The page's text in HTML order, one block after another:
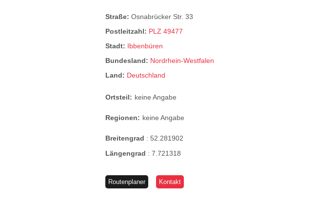
Straße:Osnabrücker Str. 33
Postleitzahl: PLZ 49477
Stadt: Ibbenbüren
Bundesland: Nordrhein-Westfalen
Land: Deutschland
Ortsteil: keine Angabe
Regionen: keine Angabe
Breitengrad :52.281902
Längengrad :7.721318
Routenplaner Kontakt